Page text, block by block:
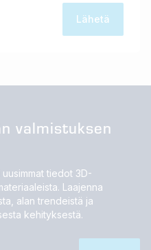
valmistuksen
tiedot 3D-
Laajenna
alan trendeistä ja
kehityksestä.